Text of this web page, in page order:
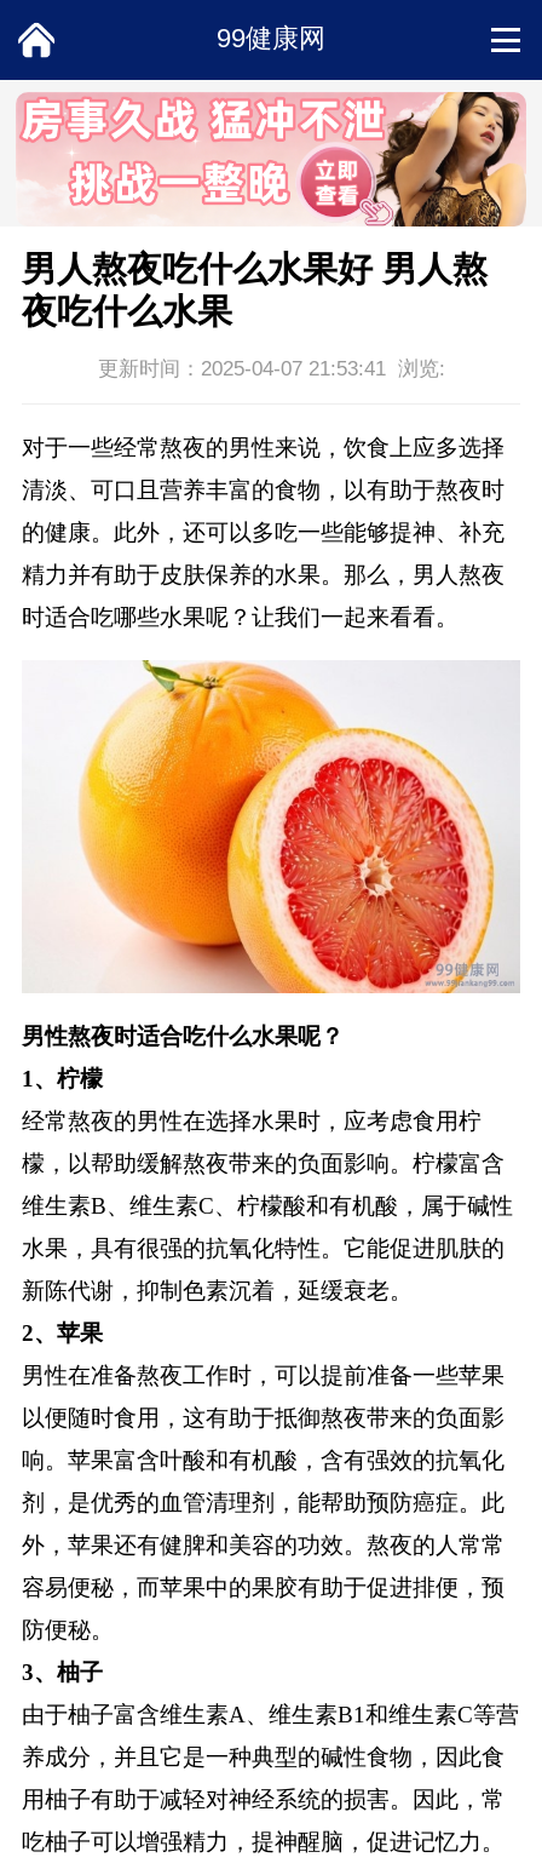
99健康网
首页
饮食
女性
两性
健康
健康问答
男人熬夜吃什么水果好 男人熬
夜吃什么水果
更新时间：2025-04-07 21:53:41 浏览:
对于一些经常熬夜的男性来说，饮食上应多选择
清淡、可口且营养丰富的食物，以有助于熬夜时
的健康。此外，还可以多吃一些能够提神、补充
精力并有助于皮肤保养的水果。那么，男人熬夜
时适合吃哪些水果呢？让我们一起来看看。
男性熬夜时适合吃什么水果呢？
1、柠檬
经常熬夜的男性在选择水果时，应考虑食用柠
檬，以帮助缓解熬夜带来的负面影响。柠檬富含
维生素B、维生素C、柠檬酸和有机酸，属于碱性
水果，具有很强的抗氧化特性。它能促进肌肤的
新陈代谢，抑制色素沉着，延缓衰老。
2、苹果
男性在准备熬夜工作时，可以提前准备一些苹果
以便随时食用，这有助于抵御熬夜带来的负面影
响。苹果富含叶酸和有机酸，含有强效的抗氧化
剂，是优秀的血管清理剂，能帮助预防癌症。此
外，苹果还有健脾和美容的功效。熬夜的人常常
容易便秘，而苹果中的果胶有助于促进排便，预
防便秘。
3、柚子
由于柚子富含维生素A、维生素B1和维生素C等营
养成分，并且它是一种典型的碱性食物，因此食
用柚子有助于减轻对神经系统的损害。因此，常
吃柚子可以增强精力，提神醒脑，促进记忆力。